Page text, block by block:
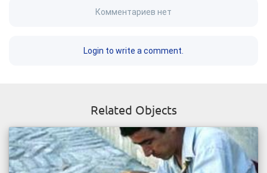
Комментариев нет
Login to write a comment.
Related Objects